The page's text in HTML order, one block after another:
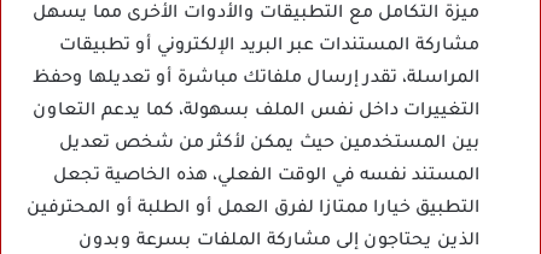
ميزة التكامل مع التطبيقات والأدوات الأخرى مما يسهل
مشاركة المستندات عبر البريد الإلكتروني أو تطبيقات
المراسلة، تقدر إرسال ملفاتك مباشرة أو تعديلها وحفظ
التغييرات داخل نفس الملف بسهولة، كما يدعم التعاون
بين المستخدمين حيث يمكن لأكثر من شخص تعديل
المستند نفسه في الوقت الفعلي، هذه الخاصية تجعل
التطبيق خيارا ممتازا لفرق العمل أو الطلبة أو المحترفين
الذين يحتاجون إلى مشاركة الملفات بسرعة وبدون